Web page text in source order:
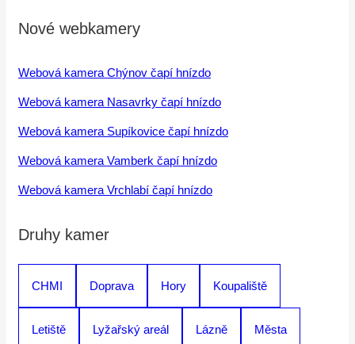
Nové webkamery
Webová kamera Chýnov čapí hnízdo
Webová kamera Nasavrky čapí hnízdo
Webová kamera Supíkovice čapí hnízdo
Webová kamera Vamberk čapí hnízdo
Webová kamera Vrchlabí čapí hnízdo
Druhy kamer
CHMI Doprava Hory Koupaliště
Letiště Lyžařský areál Lázně Města